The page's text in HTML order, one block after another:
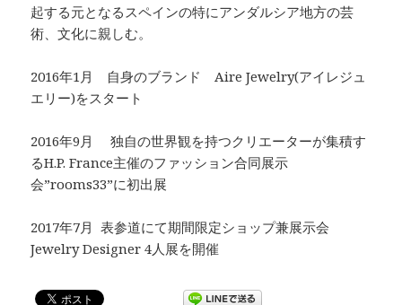
起する元となるスペインの特にアンダルシア地方の芸
術、文化に親しむ。
2016年1月 自身のブランド Aire Jewelry(アイレジュ
エリー)をスタート
2016年9月 独自の世界観を持つクリエーターが集積す
るH.P. France主催のファッション合同展示
会”rooms33”に初出展
2017年7月 表参道にて期間限定ショップ兼展示会
Jewelry Designer 4人展を開催